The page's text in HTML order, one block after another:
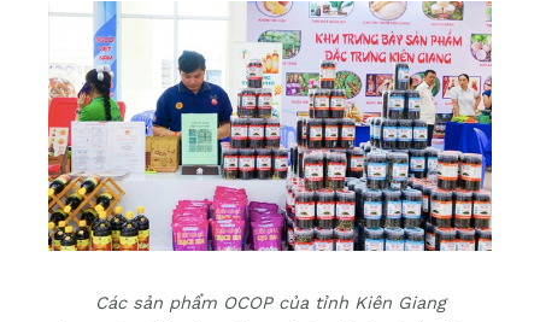
Các sản phẩm OCOP của tỉnh Kiên Giang